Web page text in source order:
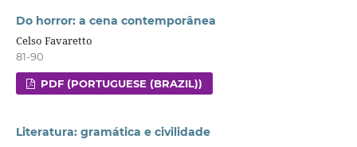
Do horror: a cena contemporânea
Celso Favaretto
81-90
PDF (PORTUGUESE (BRAZIL))
Literatura: gramática e civilidade